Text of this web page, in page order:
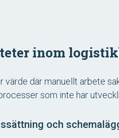
inom
värde där manuellt arbete
som inte har
och